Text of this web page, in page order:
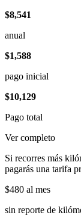
$8,541
anual
$1,588
pago inicial
$10,129
Pago total
Ver completo
Si recorres más
pagarás una tarifa
$480 al mes
sin reporte de